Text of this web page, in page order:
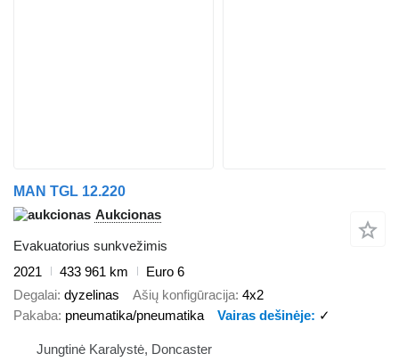
MAN TGL 12.220
Aukcionas
Evakuatorius sunkvežimis
2021
433 961 km
Euro 6
Degalai dyzelinas Ašių konfigūracija 4x2
Pakaba pneumatika/pneumatika Vairas dešinėje ✓
Jungtinė Karalystė, Doncaster